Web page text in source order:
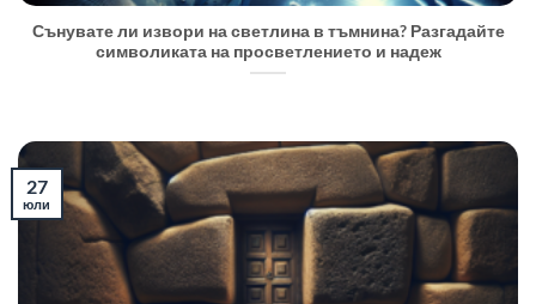
Сънувате ли извори на светлина в тъмнина? Разгадайте
символиката на просветлението и надеж
27
юли